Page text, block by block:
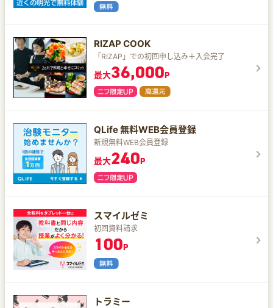
RIZAP COOK
「RIZAP」での初回申し込み＋入会完了
最大36,000P
QLife 無料WEB会員登録
新規無料WEB会員登録
最大240P
スマイルゼミ
初回資料請求
100P
トラミー